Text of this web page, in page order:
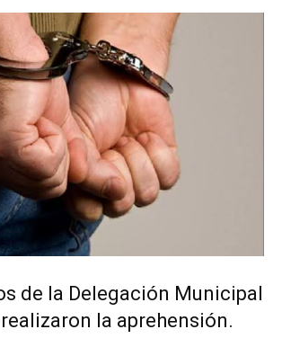
de la Delegación Municipal
la aprehensión.